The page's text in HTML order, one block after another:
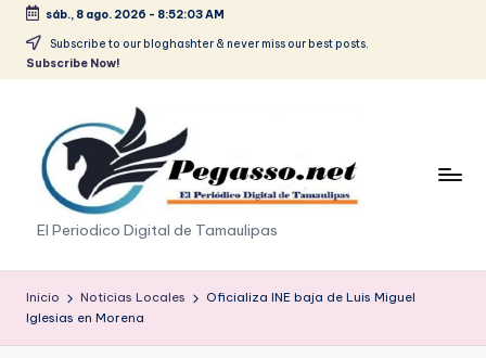
Saltar
sáb., 8 ago. 2026 - 8:52:03 AM
Subscribe to our bloghashter & never miss our best posts.
Subscribe Now!
p
e
g
a
El Periodico Digital de Tamaulipas
Inicio Noticias Locales
Oficializa INE baja de Luis Miguel
Iglesias en Morena